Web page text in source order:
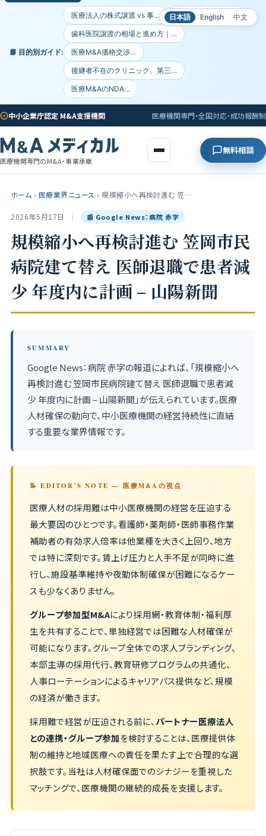
日本語 English 中文
📘 目的別ガイド:
医療法人の株式譲渡 vs 事… 医療M&A契約書｜…
歯科医院譲渡の相場と進め方｜…
医療M&A価格交渉…
後継者不在のクリニック、第三…
医療M&AのNDA…
中小企業庁認定 M&A支援機関 医療機関専門・全国対応・成功報酬制
医療機関専門のM&A・事業承継
無料相談
ホーム › 医療業界ニュース › 規模縮小へ再検討進む 笠…
2026年5月17日 | 📰 Google News：病院 赤字
規模縮小へ再検討進む 笠岡市民
病院建て替え 医師退職で患者減
少 年度内に計画 – 山陽新聞
SUMMARY
Google News：病院 赤字の報道によれば、「規模縮小へ
再検討進む 笠岡市民病院建て替え 医師退職で患者減
少 年度内に計画 – 山陽新聞」が伝えられています。医療
人材確保の動向で、中小医療機関の経営持続性に直結
する重要な業界情報です。
📝 EDITOR'S NOTE — 医療M&Aの視点
医療人材の採用難は中小医療機関の経営を圧迫する
最大要因のひとつです。看護師・薬剤師・医師事務作業
補助者の有効求人倍率は他業種を大きく上回り、地方
では特に深刻です。賃上げ圧力と人手不足が同時に進
行し、施設基準維持や夜勤体制確保が困難になるケー
スも少なくありません。
グループ参加型M&Aにより採用網・教育体制・福利厚
生を共有することで、単独経営では困難な人材確保が
可能になります。グループ全体での求人ブランディング、
本部主導の採用代行、教育研修プログラムの共通化、
人事ローテーションによるキャリアパス提供など、規模
の経済が働きます。
採用難で経営が圧迫される前に、 パートナー医療法人
との連携・グループ参加を検討することは、医療提供体
制の維持と地域医療への責任を果たす上で合理的な選
択肢です。当社は人材確保面でのシナジーを重視した
マッチングで、医療機関の継続的成長を支援します。